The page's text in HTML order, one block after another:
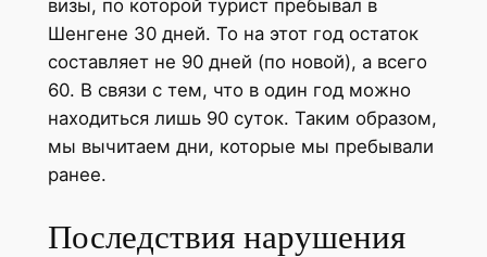
визы, по которой турист пребывал в
Шенгене 30 дней. То на этот год остаток
составляет не 90 дней (по новой), а всего
60. В связи с тем, что в один год можно
находиться лишь 90 суток. Таким образом,
мы вычитаем дни, которые мы пребывали
ранее.
Последствия нарушения